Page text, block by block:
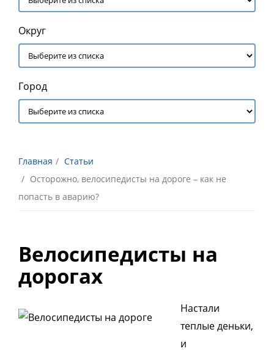
Округ
Город
Главная
Статьи
Осторожно, велосипедисты на дороге – как не
попасть в аварию?
Велосипедисты на
дорогах
Настали
теплые деньки,
и